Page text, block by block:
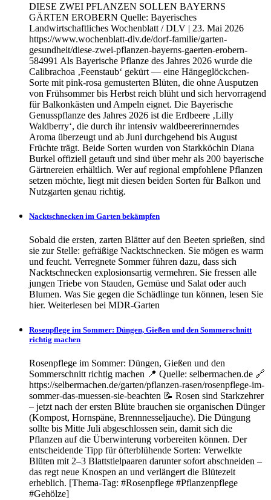
DIESE ZWEI PFLANZEN SOLLEN BAYERNS
GÄRTEN EROBERN Quelle: Bayerisches
Landwirtschaftliches Wochenblatt / DLV | 23. Mai 2026
https://www.wochenblatt-dlv.de/dorf-familie/garten-
gesundheit/diese-zwei-pflanzen-bayerns-gaerten-erobern-
584991 Als Bayerische Pflanze des Jahres 2026 wurde die
Calibrachoa ‚Feenstaub‘ gekürt — eine Hängeglöckchen-
Sorte mit pink-rosa gemusterten Blüten, die ohne Ausputzen
von Frühsommer bis Herbst reich blüht und sich hervorragend
für Balkonkästen und Ampeln eignet. Die Bayerische
Genusspflanze des Jahres 2026 ist die Erdbeere ‚Lilly
Waldberry‘, die durch ihr intensiv waldbeererinnerndes
Aroma überzeugt und ab Juni durchgehend bis August
Früchte trägt. Beide Sorten wurden von Starkköchin Diana
Burkel offiziell getauft und sind über mehr als 200 bayerische
Gärtnereien erhältlich. Wer auf regional empfohlene Pflanzen
setzen möchte, liegt mit diesen beiden Sorten für Balkon und
Nutzgarten genau richtig.
Nacktschnecken im Garten bekämpfen
Sobald die ersten, zarten Blätter auf den Beeten sprießen, sind
sie zur Stelle: gefräßige Nacktschnecken. Sie mögen es warm
und feucht. Verregnete Sommer führen dazu, dass sich
Nacktschnecken explosionsartig vermehren. Sie fressen alle
jungen Triebe von Stauden, Gemüse und Salat oder auch
Blumen. Was Sie gegen die Schädlinge tun können, lesen Sie
hier. Weiterlesen bei MDR-Garten
Rosenpflege im Sommer: Düngen, Gießen und den Sommerschnitt
richtig machen
Rosenpflege im Sommer: Düngen, Gießen und den
Sommerschnitt richtig machen 📍 Quelle: selbermachen.de 🔗
https://selbermachen.de/garten/pflanzen-rasen/rosenpflege-im-
sommer-das-muessen-sie-beachten 📝 Rosen sind Starkzehrer
– jetzt nach der ersten Blüte brauchen sie organischen Dünger
(Kompost, Hornspäne, Brennnesseljauche). Die Düngung
sollte bis Mitte Juli abgeschlossen sein, damit sich die
Pflanzen auf die Überwinterung vorbereiten können. Der
entscheidende Tipp für öfterblühende Sorten: Verwelkte
Blüten mit 2–3 Blattstielpaaren darunter sofort abschneiden –
das regt neue Knospen an und verlängert die Blütezeit
erheblich. [Thema-Tag: #Rosenpflege #Pflanzenpflege
#Gehölze]